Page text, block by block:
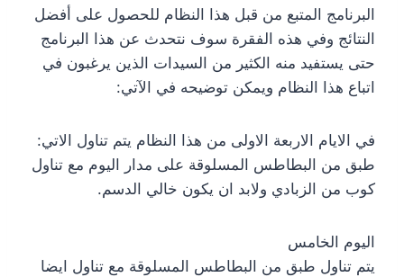
البرنامج المتبع من قبل هذا النظام للحصول على أفضل
النتائج وفي هذه الفقرة سوف نتحدث عن هذا البرنامج
حتى يستفيد منه الكثير من السيدات الذين يرغبون في
اتباع هذا النظام ويمكن توضيحه في الآتي:
في الايام الاربعة الاولى من هذا النظام يتم تناول الاتي:
طبق من البطاطس المسلوقة على مدار اليوم مع تناول
كوب من الزبادي ولابد ان يكون خالي الدسم.
اليوم الخامس
يتم تناول طبق من البطاطس المسلوقة مع تناول ايضا